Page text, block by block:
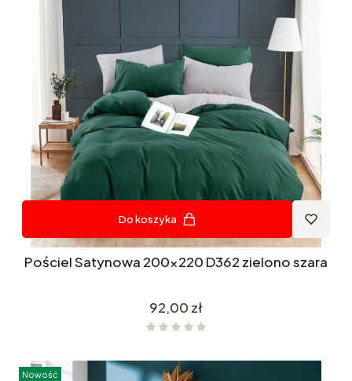
Do koszyka
Pościel Satynowa 200x220 D362 zielono szara
Cena
92,00 zł
Nowość